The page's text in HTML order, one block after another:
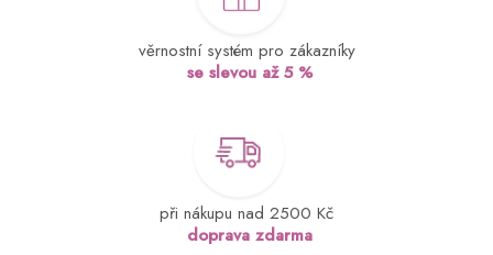
věrnostní systém pro zákazníky
se slevou až 5 %
při nákupu nad 2500 Kč
doprava zdarma